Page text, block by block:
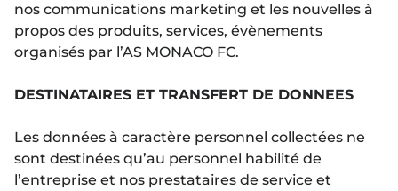
nos communications marketing et les nouvelles à
propos des produits, services, évènements
organisés par l’AS MONACO FC.
DESTINATAIRES ET TRANSFERT DE DONNEES
Les données à caractère personnel collectées ne
sont destinées qu’au personnel habilité de
l’entreprise et nos prestataires de service et